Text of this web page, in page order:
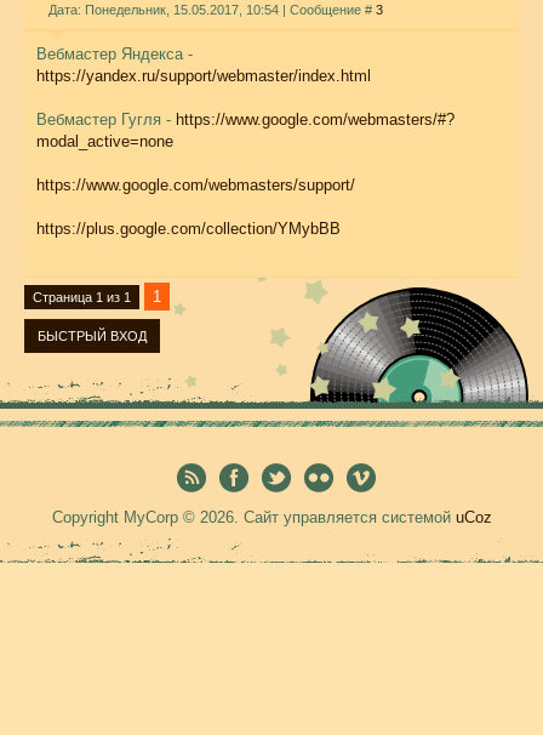
Дата: Понедельник, 15.05.2017, 10:54 | Сообщение # 3
Вебмастер Яндекса -
https://yandex.ru/support/webmaster/index.html
Вебмастер Гугля - https://www.google.com/webmasters/#?
modal_active=none
https://www.google.com/webmasters/support/
https://plus.google.com/collection/YMybBB
Страница 1 из 1 1
Copyright MyCorp © 2026. Сайт управляется системой uCoz